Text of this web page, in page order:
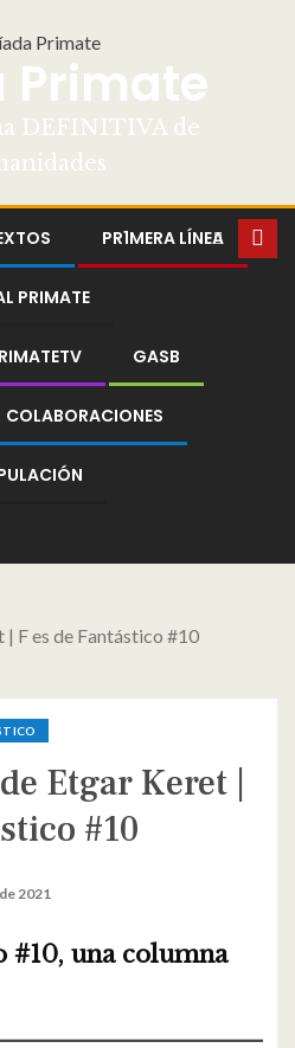
Primate
DEFINITIVA de
PR1MERA LÍNEA
PRIMATE
GASB
COLABORACIONES
F es de Fantástico #10
Etgar Keret |
#10
2021
#10, una columna